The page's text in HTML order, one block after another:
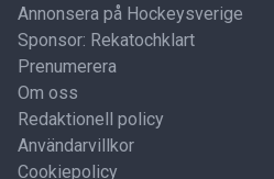
Annonsera på Hockeysverige
Sponsor: Rekatochklart
Prenumerera
Om oss
Redaktionell policy
Användarvillkor
Cookiepolicy